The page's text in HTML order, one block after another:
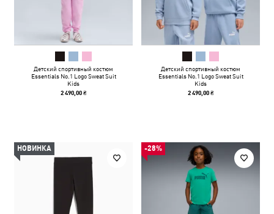
Детский спортивный костюм
Essentials No.1 Logo Sweat Suit
Kids
2 490,00 ₴
Детский спортивный костюм
Essentials No.1 Logo Sweat Suit
Kids
2 490,00 ₴
НОВИНКА -28%